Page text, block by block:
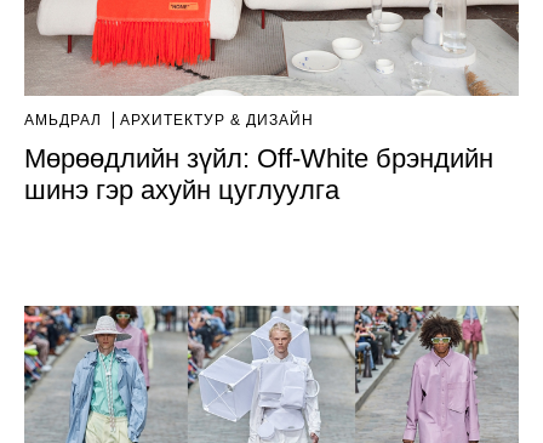
АМЬДРАЛ AРХИТЕКТУР & ДИЗАЙН
Мөрөөдлийн зүйл: Off-White брэндийн
шинэ гэр ахуйн цуглуулга